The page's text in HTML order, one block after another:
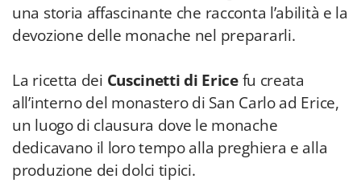
una storia affascinante che racconta l’abilità e la
devozione delle monache nel prepararli.
La ricetta dei Cuscinetti di Ericefu creata
all’interno del monastero di San Carlo ad Erice,
un luogo di clausura dove le monache
dedicavano il loro tempo alla preghiera e alla
produzione dei dolci tipici.